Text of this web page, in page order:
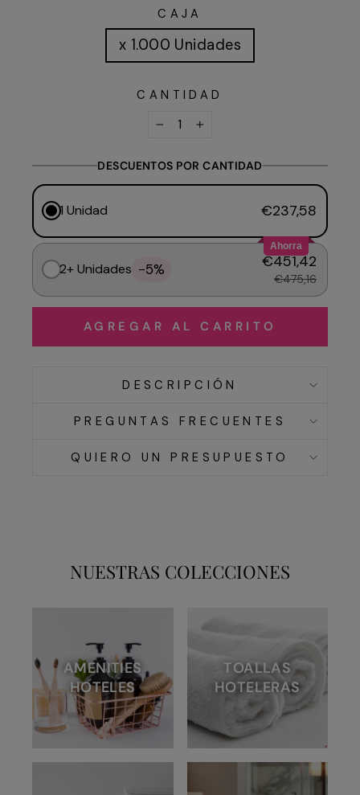
CAJA
x 1.000 Unidades
CANTIDAD
DESCUENTOS POR CANTIDAD
1 Unidad €237,58
Ahorra
2+ Unidades -5% €451,42
€475,16
AGREGAR AL CARRITO
DESCRIPCIÓN
PREGUNTAS FRECUENTES
QUIERO UN PRESUPUESTO
NUESTRAS COLECCIONES
AMENITIES
HOTELES
TOALLAS
HOTELERAS